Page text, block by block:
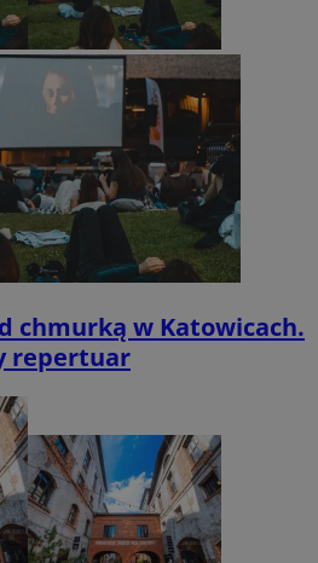
chmurką w Katowicach.
repertuar